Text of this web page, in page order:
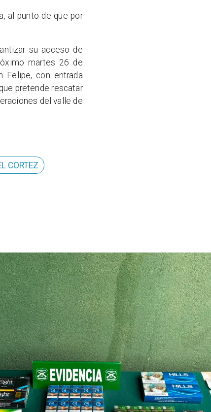
al punto de que por
su acceso de
martes 26 de
Felipe, con entrada
pretende rescatar
del valle de
CORTEZ